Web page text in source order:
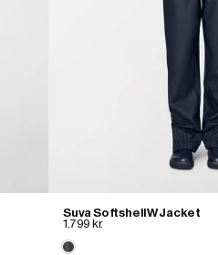
Suva Softshell W Jacket
1.799 kr.